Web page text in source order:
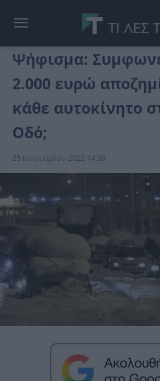
Ψήφισμα:
2.000 ευρώ
κάθε αυτοκίνητο
Οδό;
25 Ιανουαρίου 2022 14:39